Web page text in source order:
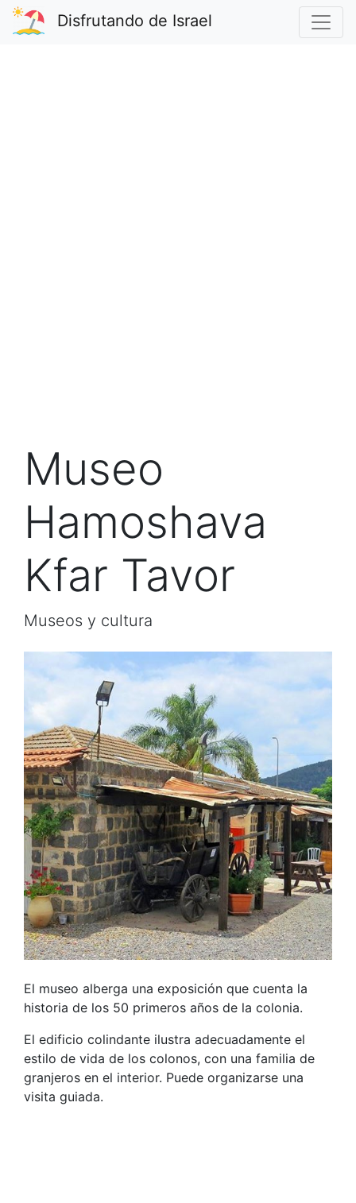
Disfrutando de Israel
Museo
Hamoshava
Kfar Tavor
Museos y cultura
El museo alberga una exposición que cuenta la
historia de los 50 primeros años de la colonia.
El edificio colindante ilustra adecuadamente el
estilo de vida de los colonos, con una familia de
granjeros en el interior. Puede organizarse una
visita guiada.